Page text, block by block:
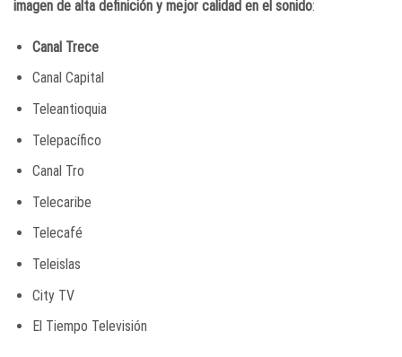
imagen de alta definición y mejor calidad en el sonido:
Canal Trece
Canal Capital
Teleantioquia
Telepacífico
Canal Tro
Telecaribe
Telecafé
Teleislas
City TV
El Tiempo Televisión